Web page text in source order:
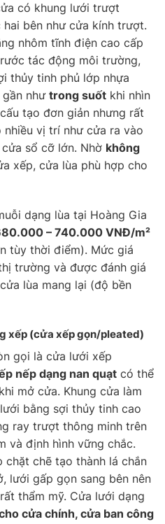
có khung lưới trượt
bên như cửa kính trượt.
nhôm tĩnh điện cao cấp
tác động môi trường,
thủy tinh phủ lớp nhựa
như trong suốt khi nhìn
tạo đơn giản nhưng rất
nhiều vị trí như cửa ra vào
sổ cỡ lớn. Nhờ không
xếp, cửa lùa phù hợp cho
dạng lùa tại Hoàng Gia
– 740.000 VNĐ/m²
tùy thời điểm). Mức giá
trường và được đánh giá
lùa mang lại (độ bền
xếp (cửa xếp gọn/pleated)
gọi là cửa lưới xếp
nếp dạng nan quạt có thể
mở cửa. Khung cửa làm
bằng sợi thủy tinh cao
ray trượt thông minh trên
và định hình vững chắc.
chặt chẽ tạo thành lá chắn
lưới gấp gọn sang bên nên
thẩm mỹ. Cửa lưới dạng
cửa chính, cửa ban công